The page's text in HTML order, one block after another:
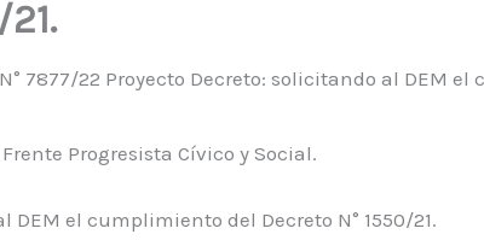
7877/22 Proyecto Decreto: solicitando al DEM el
Progresista Cívico y Social.
DEM el cumplimiento del Decreto N° 1550/21.